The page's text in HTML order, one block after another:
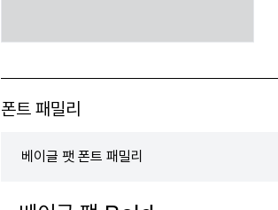
폰트 패밀리
베이글 팻 폰트 패밀리